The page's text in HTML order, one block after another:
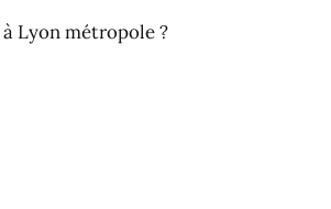
à Lyon métropole ?